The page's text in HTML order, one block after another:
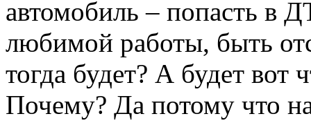
автомобиль – попасть
любимой работы, быть
тогда будет? А будет вот
Почему? Да потому что